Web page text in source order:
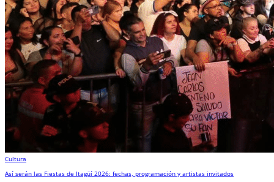
Cultura
Así serán las Fiestas de Itagüí 2026: fechas, programación y artistas invitados